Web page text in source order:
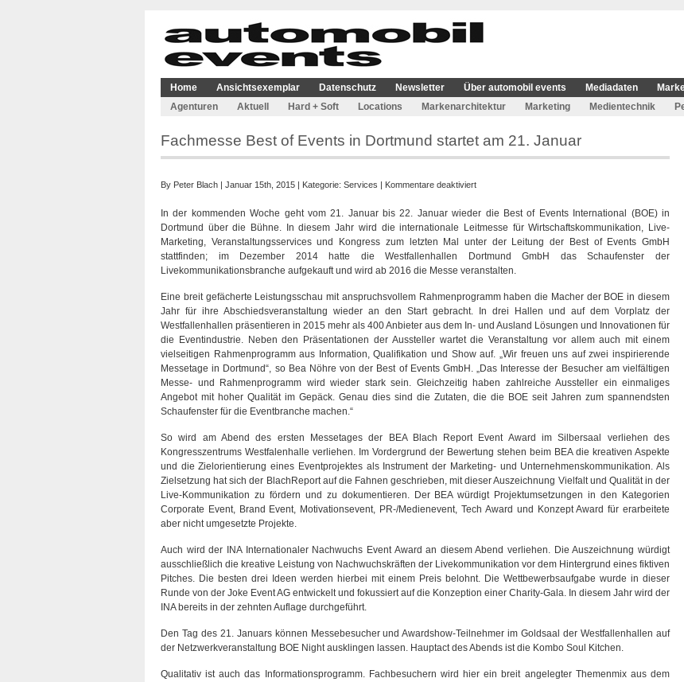
Home Ansichtsexemplar Datenschutz Newsletter Über automobil events Mediadaten
Agenturen
Aktuell Hard + Soft Locations Markenarchitektur Marketing Medientechnik
Fachmesse Best of Events in Dortmund startet am 21. Januar
By Peter Blach | Januar 15th, 2015 | Kategorie: Services | Kommentare deaktiviertfür
Best
of
Events
in
Dortmund
am
21.
Januar
In der kommenden Woche geht vom 21. Januar bis 22. Januar wieder die Best of Events International (BOE) in
Dortmund über die Bühne. In diesem Jahr wird die internationale Leitmesse für Wirtschaftskommunikation, Live-
Marketing, Veranstaltungsservices und Kongress zum letzten Mal unter der Leitung der Best of Events GmbH
stattfinden; im Dezember 2014 hatte die Westfallenhallen Dortmund GmbH das Schaufenster der
Livekommunikationsbranche aufgekauft und wird ab 2016 die Messe veranstalten.
Eine breit gefächerte Leistungsschau mit anspruchsvollem Rahmenprogramm haben die Macher der BOE in diesem
Jahr für ihre Abschiedsveranstaltung wieder an den Start gebracht. In drei Hallen und auf dem Vorplatz der
Westfallenhallen präsentieren in 2015 mehr als 400 Anbieter aus dem In- und Ausland Lösungen und Innovationen für
die Eventindustrie. Neben den Präsentationen der Aussteller wartet die Veranstaltung vor allem auch mit einem
vielseitigen Rahmenprogramm aus Information, Qualifikation und Show auf. „Wir freuen uns auf zwei inspirierende
Messetage in Dortmund“, so Bea Nöhre von der Best of Events GmbH. „Das Interesse der Besucher am vielfältigen
Messe- und Rahmenprogramm wird wieder stark sein. Gleichzeitig haben zahlreiche Aussteller ein einmaliges
Angebot mit hoher Qualität im Gepäck. Genau dies sind die Zutaten, die die BOE seit Jahren zum spannendsten
Schaufenster für die Eventbranche machen.“
So wird am Abend des ersten Messetages der BEA Blach Report Event Award im Silbersaal verliehen des
Kongresszentrums Westfalenhalle verliehen. Im Vordergrund der Bewertung stehen beim BEA die kreativen Aspekte
und die Zielorientierung eines Eventprojektes als Instrument der Marketing- und Unternehmenskommunikation. Als
Zielsetzung hat sich der BlachReport auf die Fahnen geschrieben, mit dieser Auszeichnung Vielfalt und Qualität in der
Live-Kommunikation zu fördern und zu dokumentieren. Der BEA würdigt Projektumsetzungen in den Kategorien
Corporate Event, Brand Event, Motivationsevent, PR-/Medienevent, Tech Award und Konzept Award für erarbeitete
aber nicht umgesetzte Projekte.
Auch wird der INA Internationaler Nachwuchs Event Award an diesem Abend verliehen. Die Auszeichnung würdigt
ausschließlich die kreative Leistung von Nachwuchskräften der Livekommunikation vor dem Hintergrund eines fiktiven
Pitches. Die besten drei Ideen werden hierbei mit einem Preis belohnt. Die Wettbewerbsaufgabe wurde in dieser
Runde von der Joke Event AG entwickelt und fokussiert auf die Konzeption einer Charity-Gala. In diesem Jahr wird der
INA bereits in der zehnten Auflage durchgeführt.
Den Tag des 21. Januars können Messebesucher und Awardshow-Teilnehmer im Goldsaal der Westfallenhallen auf
der Netzwerkveranstaltung BOE Night ausklingen lassen. Hauptact des Abends ist die Kombo Soul Kitchen.
Qualitativ ist auch das Informationsprogramm. Fachbesuchern wird hier ein breit angelegter Themenmix aus dem